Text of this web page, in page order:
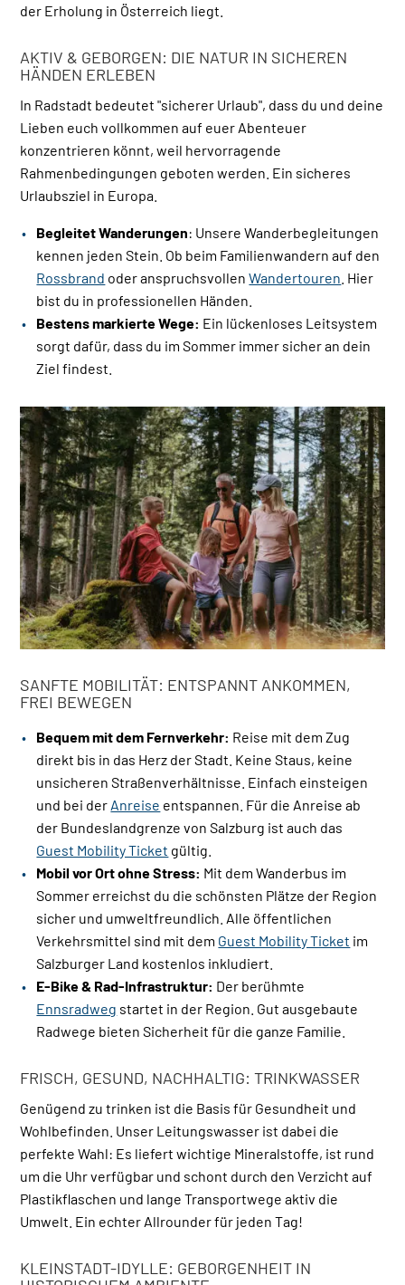
der Erholung in Österreich liegt.
AKTIV & GEBORGEN: DIE NATUR IN SICHEREN
HÄNDEN ERLEBEN
In Radstadt bedeutet "sicherer Urlaub", dass du und deine
Lieben euch vollkommen auf euer Abenteuer
konzentrieren könnt, weil hervorragende
Rahmenbedingungen geboten werden. Ein sicheres
Urlaubsziel in Europa.
Begleitet Wanderungen: Unsere Wanderbegleitungen
kennen jeden Stein. Ob beim Familienwandern auf den
Rossbrand oder anspruchsvollenWandertouren . Hier
bist du in professionellen Händen.
Bestens markierte Wege: Ein lückenloses Leitsystem
sorgt dafür, dass du im Sommer immer sicher an dein
Ziel findest.
SANFTE MOBILITÄT: ENTSPANNT ANKOMMEN,
FREI BEWEGEN
Bequem mit dem Fernverkehr: Reise mit dem Zug
direkt bis in das Herz der Stadt. Keine Staus, keine
unsicheren Straßenverhältnisse. Einfach einsteigen
und bei der Anreise entspannen. Für die Anreise ab
der Bundeslandgrenze von Salzburg ist auch das
Guest Mobility Ticket gültig.
Mobil vor Ort ohne Stress: Mit dem Wanderbus im
Sommer erreichst du die schönsten Plätze der Region
sicher und umweltfreundlich. Alle öffentlichen
Verkehrsmittel sind mit dem Guest Mobility Ticket im
Salzburger Land kostenlos inkludiert.
E-Bike & Rad-Infrastruktur: Der berühmte
Ennsradweg startet in der Region. Gut ausgebaute
Radwege bieten Sicherheit für die ganze Familie.
FRISCH, GESUND, NACHHALTIG: TRINKWASSER
Genügend zu trinken ist die Basis für Gesundheit und
Wohlbefinden. Unser Leitungswasser ist dabei die
perfekte Wahl: Es liefert wichtige Mineralstoffe, ist rund
um die Uhr verfügbar und schont durch den Verzicht auf
Plastikflaschen und lange Transportwege aktiv die
Umwelt. Ein echter Allrounder für jeden Tag!
KLEINSTADT-IDYLLE: GEBORGENHEIT IN